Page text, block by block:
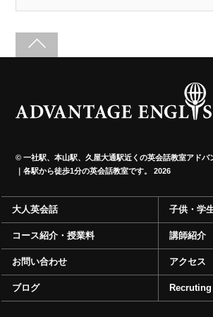
©一社駅、本山駅、久屋大通駅近くの英会話教室アドバ
｜各駅から徒歩1分の英会話教室です。
2026
大人英会話 子供・学
コース紹介・授業料 講師紹介
お問い合わせ アクセス
ブログ Recruting